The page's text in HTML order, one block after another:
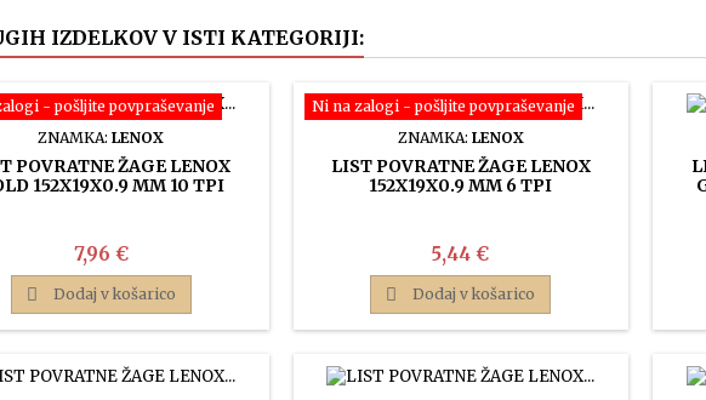
IZDELKOV V ISTI KATEGORIJI:
- pošljite povpraševanje
ZNAMKA:LENOX
POVRATNE ŽAGE LENOX
152X19X0.9 MM 10 TPI
Cena
7,96 €
 Dodaj v košarico
Ni na zalogi - pošljite povpraševanje
ZNAMKA: LENOX
LIST POVRATNE ŽAGE LENOX
152X19X0.9 MM 6 TPI
Cena
5,44 €
 Dodaj v košarico